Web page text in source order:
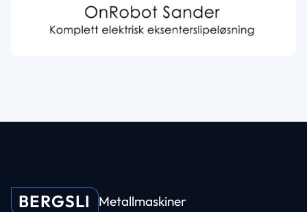
BERGSLI Metallmaskiner